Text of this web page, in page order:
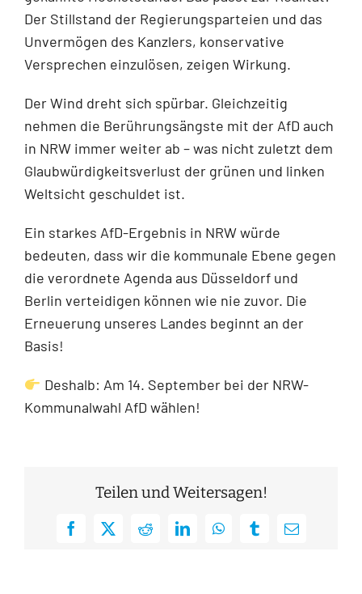
Der Stillstand der Regierungsparteien und das
Unvermögen des Kanzlers, konservative
Versprechen einzulösen, zeigen Wirkung.
Der Wind dreht sich spürbar. Gleichzeitig
nehmen die Berührungsängste mit der AfD auch
in NRW immer weiter ab – was nicht zuletzt dem
Glaubwürdigkeitsverlust der grünen und linken
Weltsicht geschuldet ist.
Ein starkes AfD-Ergebnis in NRW würde
bedeuten, dass wir die kommunale Ebene gegen
die verordnete Agenda aus Düsseldorf und
Berlin verteidigen können wie nie zuvor. Die
Erneuerung unseres Landes beginnt an der
Basis!
Deshalb: Am 14. September bei der NRW-
Kommunalwahl AfD wählen!
Teilen und Weitersagen!
Facebook
X RedditLinkedInWhatsAppTumblrE-